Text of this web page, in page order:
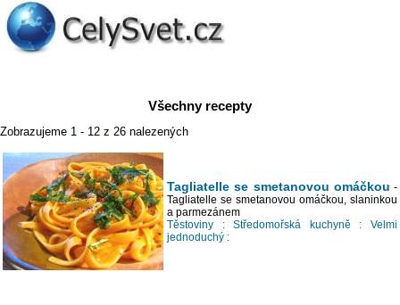
Všechny recepty
Zobrazujeme 1 - 12 z 26 nalezených
Tagliatelle se smetanovou omáčkou -
Tagliatelle se smetanovou omáčkou, slaninkou
a parmezánem
Těstoviny :
Středomořská kuchyně :
Velmi
jednoduchý :